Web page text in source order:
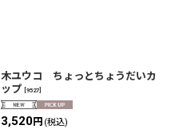
木ユウコ ちょっとちょうだいカ
ップ
9527
3,520円 (税込)